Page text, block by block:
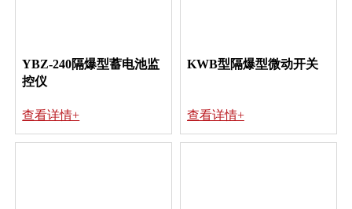
YBZ-240隔爆型蓄电池监
控仪
查看详情+
KWB型隔爆型微动开关
查看详情+